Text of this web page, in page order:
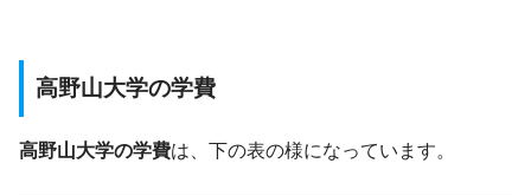
高野山大学の学費
高野山大学の学費は、下の表の様になっています。